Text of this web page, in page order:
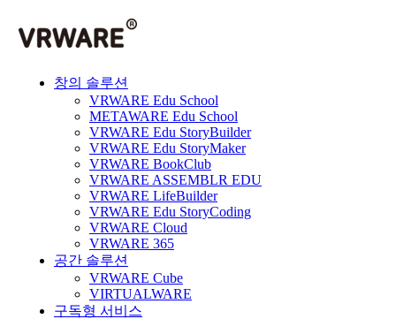
창의 솔루션
VRWARE Edu School
METAWARE Edu School
VRWARE Edu StoryBuilder
VRWARE Edu StoryMaker
VRWARE BookClub
VRWARE ASSEMBLR EDU
VRWARE LifeBuilder
VRWARE Edu StoryCoding
VRWARE Cloud
VRWARE 365
공간 솔루션
VRWARE Cube
VIRTUALWARE
구독형 서비스